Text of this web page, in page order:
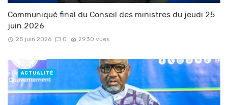
Communiqué final du Conseil des ministres du jeudi 25
juin 2026
25 juin 2026 0 2930 vues
ACTUALITÉ